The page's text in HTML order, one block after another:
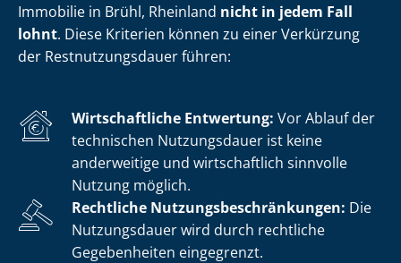
Immobilie in Brühl, Rheinland nicht in jedem Fall
lohnt. Diese Kriterien können zu einer Verkürzung
der Rest­nut­zungs­dau­er führen:
Wirtschaftliche Entwertung: Vor Ablauf der
technischen Nutzungsdauer ist keine
anderweitige und wirtschaftlich sinnvolle
Nutzung möglich.
Rechtliche Nut­zungs­be­schrän­kun­gen: Die
Nutzungsdauer wird durch rechtliche
Gegebenheiten eingegrenzt.